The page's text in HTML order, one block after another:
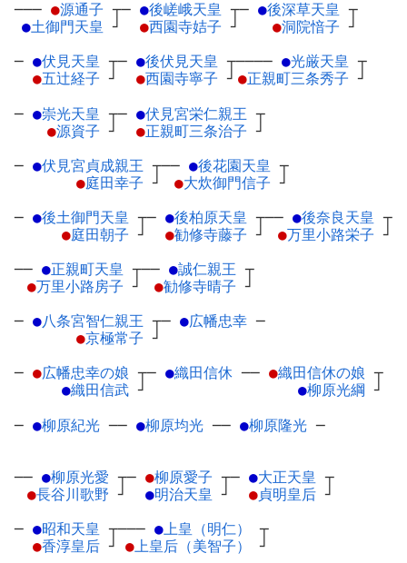
─── ●源通子 ┬
●土御門天皇 ┘
─ ●後嵯峨天皇 ┬
●西園寺姞子 ┘
─ ●後深草天皇 ┬
●洞院愔子 ┘
─ ●伏見天皇 ┬
●五辻経子 ┘
─ ●後伏見天皇 ┬
●西園寺寧子 ┘
──── ●光厳天皇 ┬
●正親町三条秀子 ┘
─ ●崇光天皇 ┬
●源資子 ┘
─ ●伏見宮栄仁親王 ┬
●正親町三条治子 ┘
─ ●伏見宮貞成親王 ┬
●庭田幸子 ┘
── ●後花園天皇 ┬
●大炊御門信子 ┘
─ ●後土御門天皇 ┬
●庭田朝子 ┘
─ ●後柏原天皇 ┬
●勧修寺藤子 ┘
── ●後奈良天皇 ┬
●万里小路栄子 ┘
── ●正親町天皇 ┬
●万里小路房子 ┘
── ●誠仁親王 ┬
●勧修寺晴子 ┘
─ ●八条宮智仁親王 ┬
●京極常子 ┘
─ ●広幡忠幸 ─
─ ●広幡忠幸の娘 ┬
●織田信武 ┘
─ ●織田信休 ── ●織田信休の娘 ┬
●柳原光綱 ┘
─ ●柳原紀光 ── ●柳原均光 ── ●柳原隆光 ─
── ●柳原光愛 ┬
●長谷川歌野 ┘
─ ●柳原愛子 ┬
●明治天皇 ┘
─ ●大正天皇 ┬
●貞明皇后 ┘
─ ●昭和天皇 ┬
●香淳皇后 ┘
─── ●上皇（明仁）
┬
●上皇后（美智子） ┘